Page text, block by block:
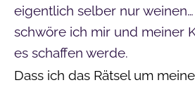
eigentlich selber nur
schwöre ich mir und meiner
es schaffen werde.
Dass ich das Rätsel um